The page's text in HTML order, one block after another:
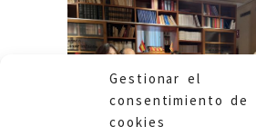
Gestionar el
consentimiento de
cookies